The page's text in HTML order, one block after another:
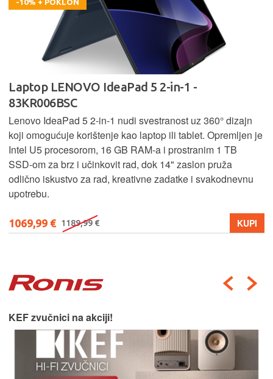
-10% + POKLON
Laptop LENOVO IdeaPad 5 2-in-1 -
83KR006BSC
Lenovo IdeaPad 5 2‑in‑1 nudi svestranost uz 360° dizajn
koji omogućuje korištenje kao laptop ili tablet. Opremljen je
Intel U5 procesorom, 16 GB RAM-a i prostranim 1 TB
SSD‑om za brz i učinkovit rad, dok 14" zaslon pruža
odlično iskustvo za rad, kreativne zadatke i svakodnevnu
upotrebu.
1069,99 € 1189,99 € KUPI
KEF zvučnici na akciji!